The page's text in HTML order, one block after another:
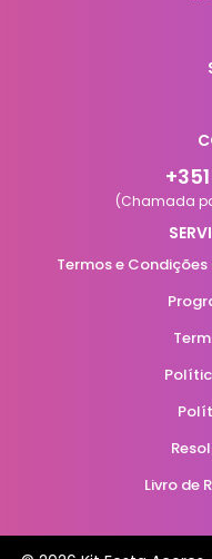
(Chamada
Termos e Condições
Livro de